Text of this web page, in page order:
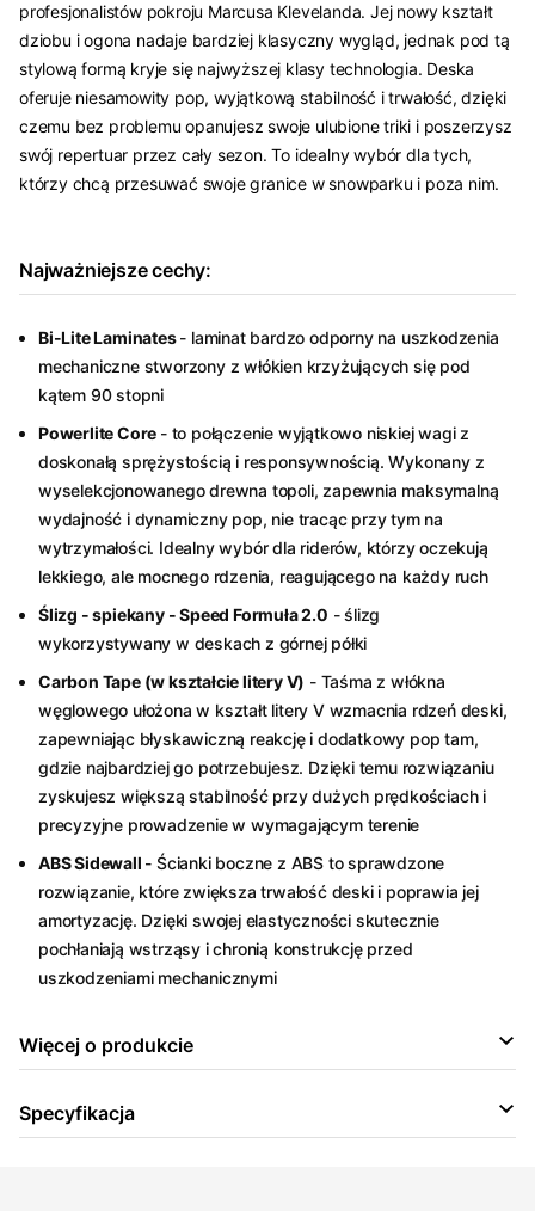
profesjonalistów pokroju Marcusa Klevelanda. Jej nowy kształt
dziobu i ogona nadaje bardziej klasyczny wygląd, jednak pod tą
stylową formą kryje się najwyższej klasy technologia. Deska
oferuje niesamowity pop, wyjątkową stabilność i trwałość, dzięki
czemu bez problemu opanujesz swoje ulubione triki i poszerzysz
swój repertuar przez cały sezon. To idealny wybór dla tych,
którzy chcą przesuwać swoje granice w snowparku i poza nim.
Najważniejsze cechy:
Bi-Lite Laminates- laminat bardzo odporny na uszkodzenia
mechaniczne stworzony z włókien krzyżujących się pod
kątem 90 stopni
Powerlite Core - to połączenie wyjątkowo niskiej wagi z
doskonałą sprężystością i responsywnością. Wykonany z
wyselekcjonowanego drewna topoli, zapewnia maksymalną
wydajność i dynamiczny pop, nie tracąc przy tym na
wytrzymałości. Idealny wybór dla riderów, którzy oczekują
lekkiego, ale mocnego rdzenia, reagującego na każdy ruch
Ślizg - spiekany - Speed Formuła 2.0 - ślizg
wykorzystywany w deskach z górnej półki
Carbon Tape (w kształcie litery V) - Taśma z włókna
węglowego ułożona w kształt litery V wzmacnia rdzeń deski,
zapewniając błyskawiczną reakcję i dodatkowy pop tam,
gdzie najbardziej go potrzebujesz. Dzięki temu rozwiązaniu
zyskujesz większą stabilność przy dużych prędkościach i
precyzyjne prowadzenie w wymagającym terenie
ABS Sidewall - Ścianki boczne z ABS to sprawdzone
rozwiązanie, które zwiększa trwałość deski i poprawia jej
amortyzację. Dzięki swojej elastyczności skutecznie
pochłaniają wstrząsy i chronią konstrukcję przed
uszkodzeniami mechanicznymi
Więcej o produkcie
Specyfikacja